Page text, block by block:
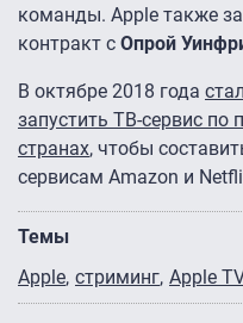
команды. Apple также
контракт с Опрой
В октябре 2018 года
запустить ТВ-сервис по
странах, чтобы
сервисам Amazon и
Темы
Apple стриминг Apple